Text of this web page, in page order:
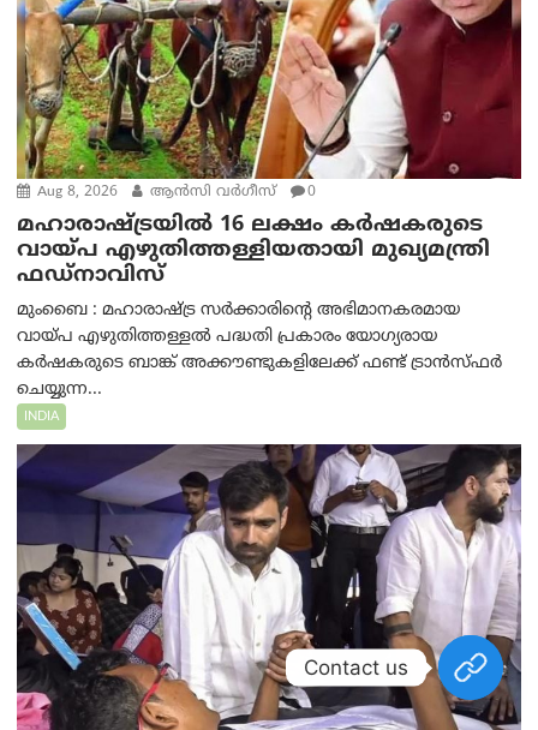
Aug 8, 2026 ആന്‍സി വര്‍ഗീസ് 0
മഹാരാഷ്ട്രയിൽ 16 ലക്ഷം കർഷകരുടെ
വായ്പ എഴുതിത്തള്ളിയതായി മുഖ്യമന്ത്രി
ഫഡ്‌നാവിസ്
മുംബൈ : മഹാരാഷ്ട്ര സർക്കാരിന്റെ അഭിമാനകരമായ
വായ്പ എഴുതിത്തള്ളൽ പദ്ധതി പ്രകാരം യോഗ്യരായ
കർഷകരുടെ ബാങ്ക് അക്കൗണ്ടുകളിലേക്ക് ഫണ്ട് ട്രാൻസ്ഫർ
ചെയ്യുന്ന...
INDIA
Contact us